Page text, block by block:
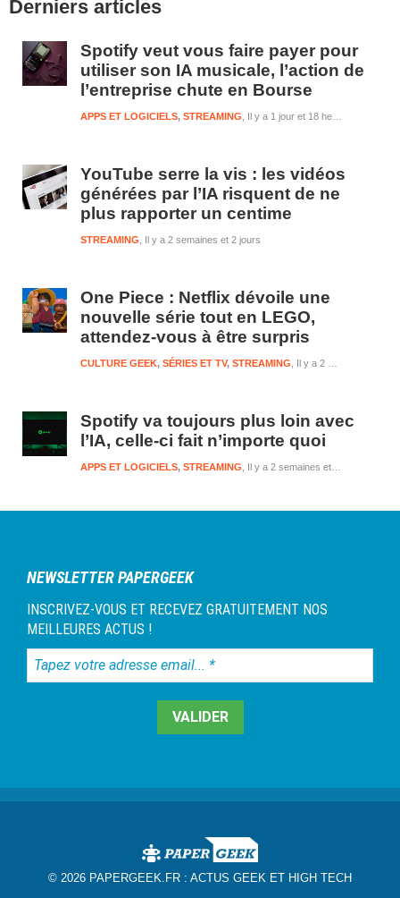
latérale
Derniers articles
Spotify veut vous faire payer pour
utiliser son IA musicale, l’action de
l’entreprise chute en Bourse
Il y a 1 jour et 18 heures
APPS ET LOGICIELS, STREAMING
YouTube serre la vis : les vidéos
générées par l’IA risquent de ne
plus rapporter un centime
Il y a 2 semaines et 2 jours
STREAMING
One Piece : Netflix dévoile une
nouvelle série tout en LEGO,
attendez-vous à être surpris
Il y a 2 semaines et 2 jours
CULTURE GEEK, SÉRIES ET TV, STREAMING
Spotify va toujours plus loin avec
l’IA, celle-ci fait n’importe quoi
Il y a 2 semaines et 2 jours
APPS ET LOGICIELS, STREAMING
NEWSLETTER PAPERGEEK
INSCRIVEZ-VOUS ET RECEVEZ GRATUITEMENT NOS
MEILLEURES ACTUS !
Tapez
votre
© 2026 PAPERGEEK.FR : ACTUS GEEK ET HIGH TECH